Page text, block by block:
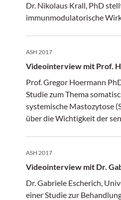
Dr. Nikolaus Krall, PhD
immunmodulatorische
ASH 2017
Videointerview mit Prof.
Prof. Gregor Hoermann
Studie zum Thema
systemische Mastozytose
über die Wichtigkeit der
ASH 2017
Videointerview mit Dr.
Dr. Gabriele Escherich,
einer Studie zur